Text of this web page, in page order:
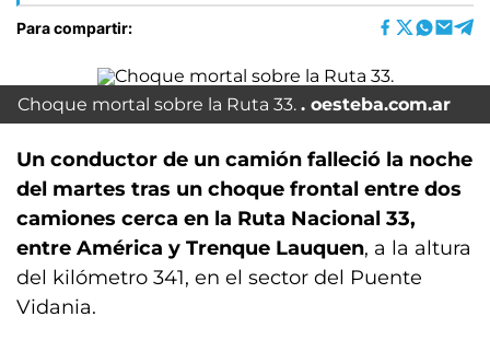
Para compartir:
Choque mortal sobre la Ruta 33. oesteba.com.ar
Un conductor de un camión falleció la noche
del martes tras un choque frontal entre dos
camiones cerca en la Ruta Nacional 33,
entre América y Trenque Lauquen, a la altura
del kilómetro 341, en el sector del Puente
Vidania.